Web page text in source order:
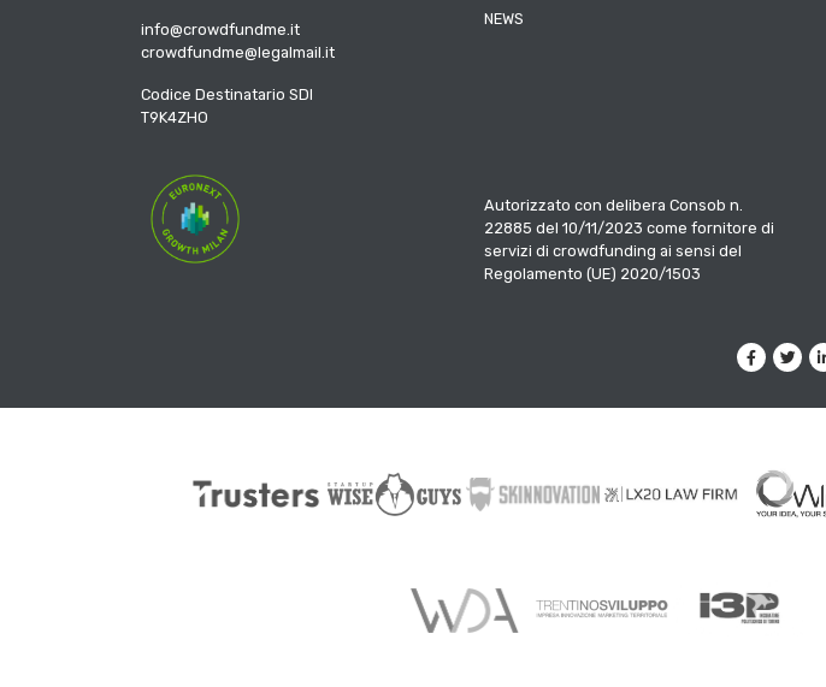
info@crowdfundme.it
crowdfundme@legalmail.it
Codice Destinatario SDI
T9K4ZHO
NEWS
Autorizzato con delibera Consob n.
22885 del 10/11/2023 come fornitore di
servizi di crowdfunding ai sensi del
Regolamento (UE) 2020/1503